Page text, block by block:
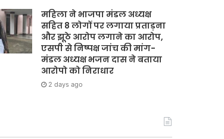
महिला ने भाजपा मंडल अध्यक्ष
सहित 8 लोगों पर लगाया प्रताड़ना
और झूठे आरोप लगाने का आरोप,
एसपी से निष्पक्ष जांच की मांग-
मंडल अध्यक्ष भजन दास ने बताया
आरोपो को निराधार
2 days ago